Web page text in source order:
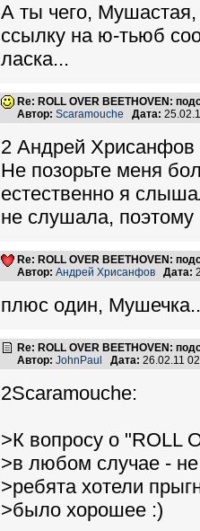
А ты чего,
ссылку на ю-тьюб
ласка...
Re: ROLL OVER BEETHOVEN:
Автор: Scaramouche Дата:
2 Андрей Хрисанфов
Не позорьте меня
естественно я
не слушала, поэтому
Re: ROLL OVER BEETHOVEN:
Автор: Андрей Хрисанфов Дата:
плюс один,
Re: ROLL OVER BEETHOVEN:
Автор: JohnPaul Дата: 26.02.11
2Scaramouche:
>К вопросу о "ROLL
>в любом случае -
>ребята хотели
>было хорошее :)